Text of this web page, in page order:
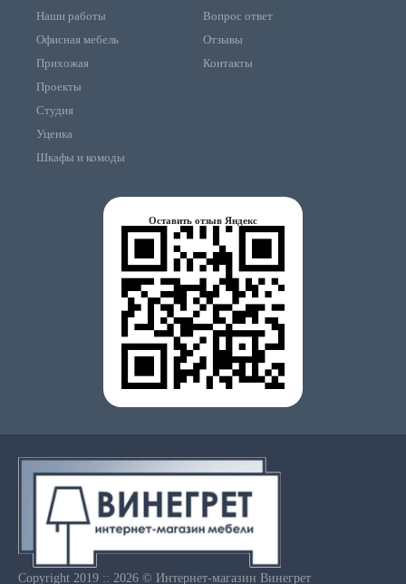
Наши работы
Офисная мебель
Прихожая
Проекты
Студия
Уценка
Шкафы и комоды
Вопрос ответ
Отзывы
Контакты
Оставить отзыв Яндекс
Copyright 2019 :: 2026 © Интернет-магазин Винегрет